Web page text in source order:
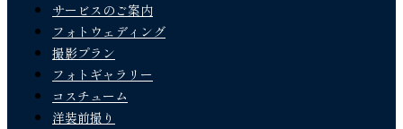
サービスのご案内
フォトウェディング
撮影プラン
フォトギャラリー
コスチューム
洋装前撮り